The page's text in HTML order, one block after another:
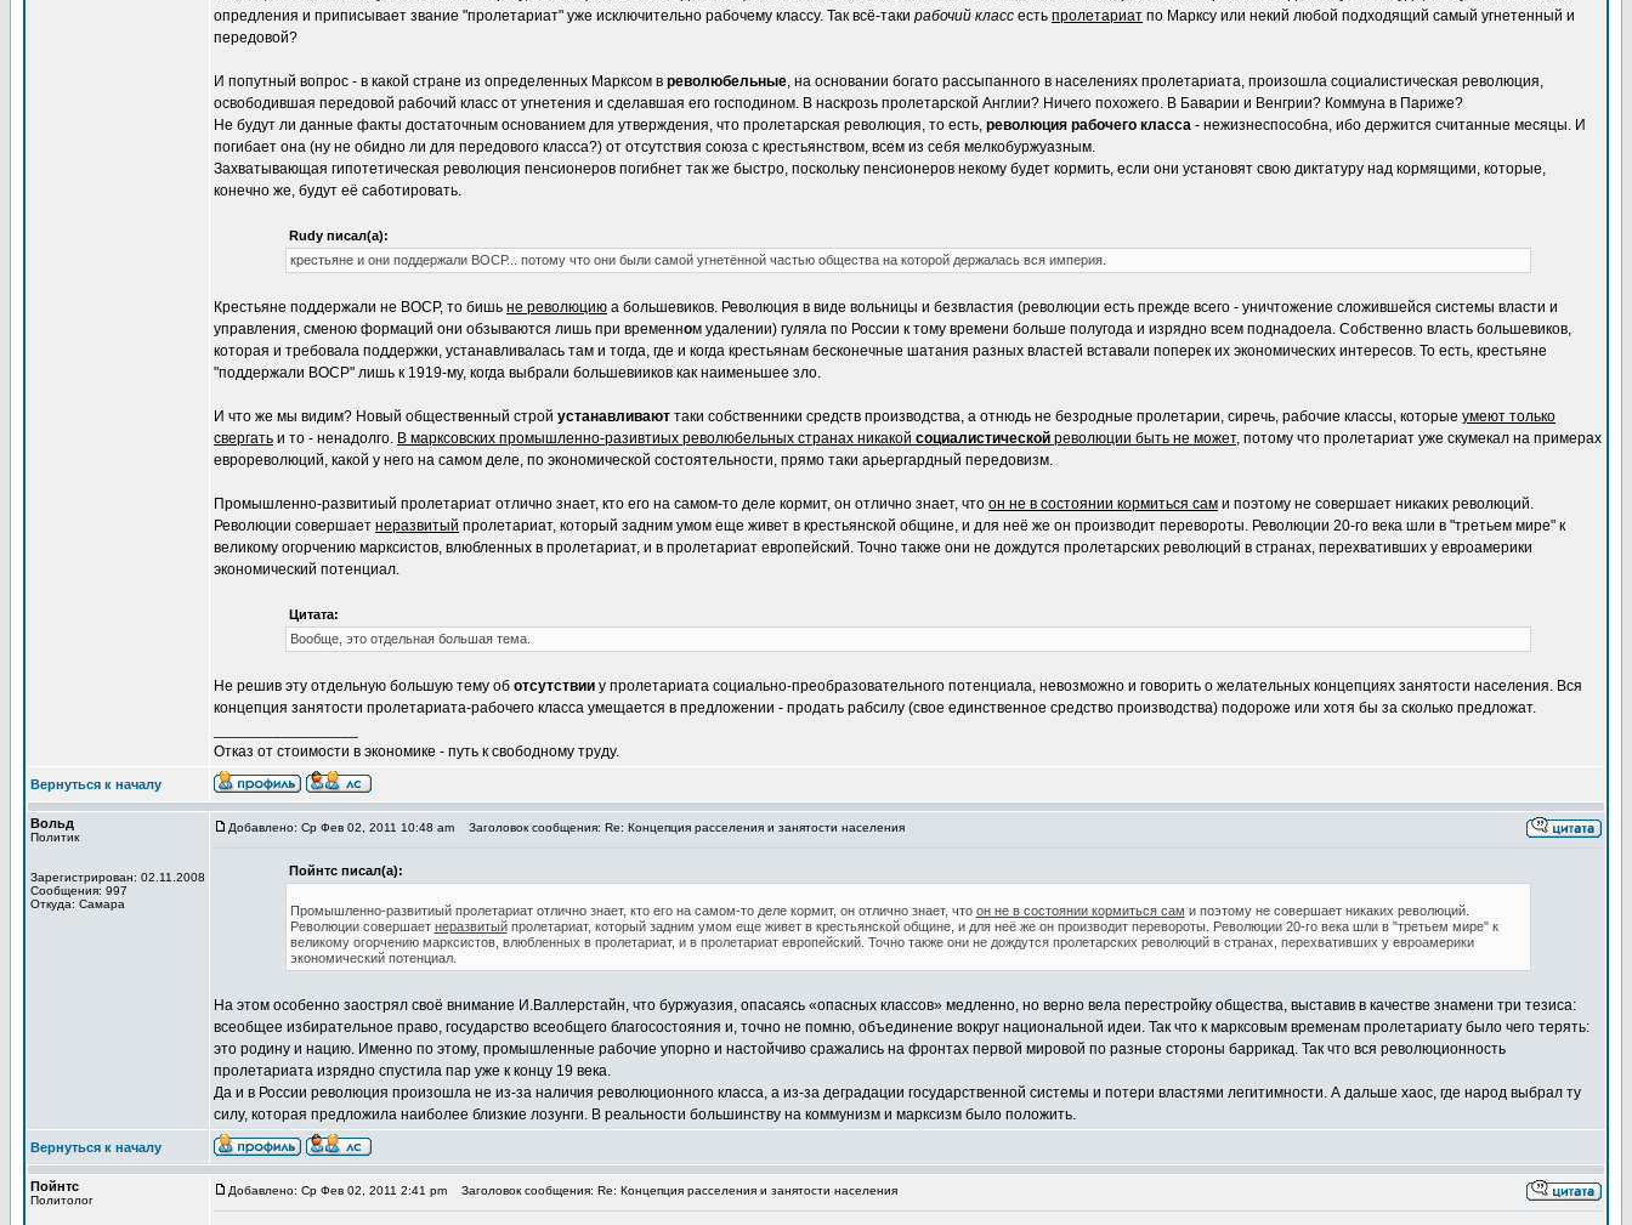
опредления и приписывает звание "пролетариат" уже исключительно рабочему классу. Так всё-таки рабочий класс есть пролетариат по Марксу или некий любой подходящий самый угнетенный и
передовой?
И попутный вопрос - в какой стране из определенных Марксом в революбельные, на основании богато рассыпанного в населениях пролетариата, произошла социалистическая революция,
освободившая передовой рабочий класс от угнетения и сделавшая его господином. В наскрозь пролетарской Англии? Ничего похожего. В Баварии и Венгрии? Коммуна в Париже?
Не будут ли данные факты достаточным основанием для утверждения, что пролетарская революция, то есть, революция рабочего класса - нежизнеспособна, ибо держится считанные месяцы. И
погибает она (ну не обидно ли для передового класса?) от отсутствия союза с крестьянством, всем из себя мелкобуржуазным.
Захватывающая гипотетическая революция пенсионеров погибнет так же быстро, поскольку пенсионеров некому будет кормить, если они установят свою диктатуру над кормящими, которые,
конечно же, будут её саботировать.
Rudy писал(а):
крестьяне и они поддержали ВОСР... потому что они были самой угнетённой частью общества на которой держалась вся империя.
Крестьяне поддержали не ВОСР, то бишь не революцию а большевиков. Революция в виде вольницы и безвластия (революции есть прежде всего - уничтожение сложившейся системы власти и
управления, сменою формаций они обзываются лишь при временном удалении) гуляла по России к тому времени больше полугода и изрядно всем поднадоела. Собственно власть большевиков,
которая и требовала поддержки, устанавливалась там и тогда, где и когда крестьянам бесконечные шатания разных властей вставали поперек их экономических интересов. То есть, крестьяне
"поддержали ВОСР" лишь к 1919-му, когда выбрали большевииков как наименьшее зло.
И что же мы видим? Новый общественный строй устанавливают таки собственники средств производства, а отнюдь не безродные пролетарии, сиречь, рабочие классы, которые умеют только
свергать и то - ненадолго. В марксовских промышленно-разивтиых революбельных странах никакой социалистической революции быть не может, потому что пролетариат уже скумекал на примерах
еврореволюций, какой у него на самом деле, по экономической состоятельности, прямо таки арьергардный передовизм.
Промышленно-развитиый пролетариат отлично знает, кто его на самом-то деле кормит, он отлично знает, что он не в состоянии кормиться сам и поэтому не совершает никаких революций.
Революции совершает неразвитый пролетариат, который задним умом еще живет в крестьянской общине, и для неё же он производит перевороты. Революции 20-го века шли в "третьем мире" к
великому огорчению марксистов, влюбленных в пролетариат, и в пролетариат европейский. Точно также они не дождутся пролетарских революций в странах, перехвативших у евроамерики
экономический потенциал.
Цитата:
Вообще, это отдельная большая тема.
Не решив эту отдельную большую тему об отсутствии у пролетариата социально-преобразовательного потенциала, невозможно и говорить о желательных концепциях занятости населения. Вся
концепция занятости пролетариата-рабочего класса умещается в предложении - продать рабсилу (свое единственное средство производства) подороже или хотя бы за сколько предложат.
Отказ от стоимости в экономике - путь к свободному труду.
Вернуться к началу
Вольд
Политик
Зарегистрирован: 02.11.2008
Сообщения: 997
Откуда: Самара
Добавлено: Ср Фев 02, 2011 10:48 am Заголовок сообщения: Re: Концепция расселения и занятости населения
Пойнтс писал(а):
Промышленно-развитиый пролетариат отлично знает, кто его на самом-то деле кормит, он отлично знает, что он не в состоянии кормиться сам и поэтому не совершает никаких революций.
Революции совершает неразвитыйпролетариат, который задним умом еще живет в крестьянской общине, и для неё же он производит перевороты. Революции 20-го века шли в "третьем мире" к
великому огорчению марксистов, влюбленных в пролетариат, и в пролетариат европейский. Точно также они не дождутся пролетарских революций в странах, перехвативших у евроамерики
экономический потенциал.
На этом особенно заострял своё внимание И.Валлерстайн, что буржуазия, опасаясь «опасных классов» медленно, но верно вела перестройку общества, выставив в качестве знамени три тезиса:
всеобщее избирательное право, государство всеобщего благосостояния и, точно не помню, объединение вокруг национальной идеи. Так что к марксовым временам пролетариату было чего терять:
это родину и нацию. Именно по этому, промышленные рабочие упорно и настойчиво сражались на фронтах первой мировой по разные стороны баррикад. Так что вся революционность
пролетариата изрядно спустила пар уже к концу 19 века.
Да и в России революция произошла не из-за наличия революционного класса, а из-за деградации государственной системы и потери властями легитимности. А дальше хаос, где народ выбрал ту
силу, которая предложила наиболее близкие лозунги. В реальности большинству на коммунизм и марксизм было положить.
Вернуться к началу
Пойнтс
Политолог
Добавлено: Ср Фев 02, 2011 2:41 pm Заголовок сообщения: Re: Концепция расселения и занятости населения